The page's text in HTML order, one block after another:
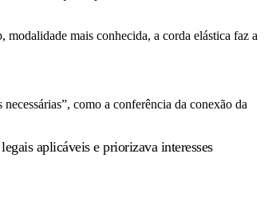
mais conhecida, a corda elástica faz a
como a conferência da conexão da
aplicáveis e priorizava interesses